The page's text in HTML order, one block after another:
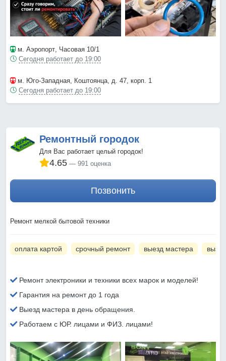
м. Аэропорт, Часовая 10/1
Сегодня работает до 19:00
м. Юго-Западная, Коштоянца, д. 47, корп. 1
Сегодня работает до 19:00
Ремонтный городок
Для Вас работает целый городок!
4.65 991 оценка
Позвонить
Ремонт мелкой бытовой техники
оплата картой срочный ремонт выезд мастера
Ремонт электроники и техники всех марок и моделей!
Гарантия на ремонт до 1 года
Выезд мастера в день обращения.
Работаем с ЮР. лицами и ФИЗ. лицами!